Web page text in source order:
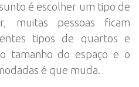
é escolher um tipo de
muitas pessoas ficam
tipos de quartos e
tamanho do espaço e o
é que muda.